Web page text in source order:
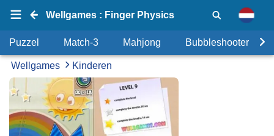
Wellgames : Finger Physics
Puzzel Match-3 Mahjong Bubbleshooter
Wellgames Kinderen